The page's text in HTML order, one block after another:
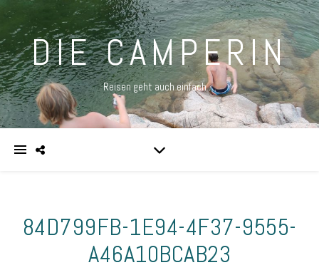
DIE CAMPERIN
Reisen geht auch einfach …
84D799FB-1E94-4F37-9555-
A46A10BCAB23